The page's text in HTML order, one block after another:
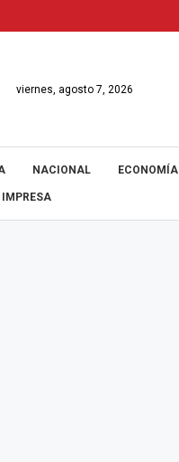
viernes, agosto 7, 2026
NACIONAL ECONOMÍA
IMPRESA